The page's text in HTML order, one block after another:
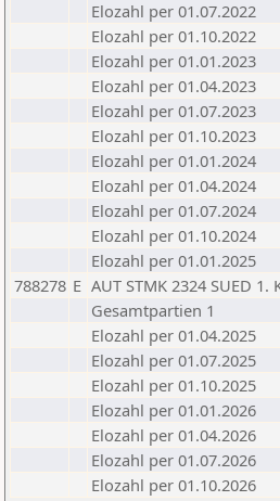
Elozahl per 01.07.2022
Elozahl per 01.10.2022
Elozahl per 01.01.2023
Elozahl per 01.04.2023
Elozahl per 01.07.2023
Elozahl per 01.10.2023
Elozahl per 01.01.2024
Elozahl per 01.04.2024
Elozahl per 01.07.2024
Elozahl per 01.10.2024
Elozahl per 01.01.2025
788278 E AUT STMK 2324 SUED 1.
Gesamtpartien 1
Elozahl per 01.04.2025
Elozahl per 01.07.2025
Elozahl per 01.10.2025
Elozahl per 01.01.2026
Elozahl per 01.04.2026
Elozahl per 01.07.2026
Elozahl per 01.10.2026